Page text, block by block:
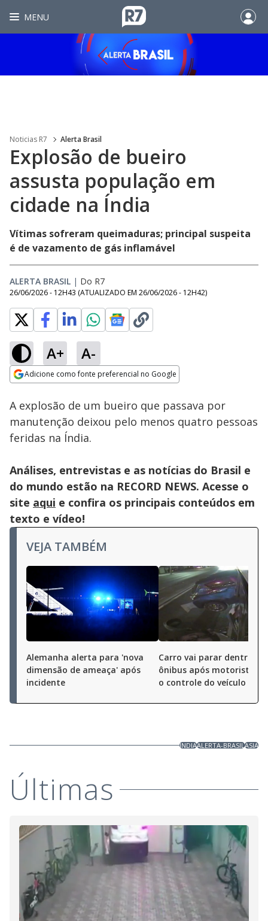
MENU
Noticias R7 Alerta Brasil
Explosão de bueiro
assusta população em
cidade na Índia
Vítimas sofreram queimaduras; principal suspeita
é de vazamento de gás inflamável
ALERTA BRASIL | Do R7
26/06/2026 - 12H43 (ATUALIZADO EM 26/06/2026 - 12H42)
A+ A-
Adicione como fonte preferencial no Google
Ativar
100.00%
A explosão de um bueiro que passava por
manutenção deixou pelo menos quatro pessoas
feridas na Índia.
Análises, entrevistas e as notícias do Brasil e
do mundo estão na RECORD NEWS. Acesse o
site aqui e confira os principais conteúdos em
texto e vídeo!
VEJA TAMBÉM
Alemanha alerta para 'nova
dimensão de ameaça' após
incidente
Carro vai parar dentro de
ônibus após motorista
o controle do veículo
INDIAALERTA-BRASILASIA
Últimas